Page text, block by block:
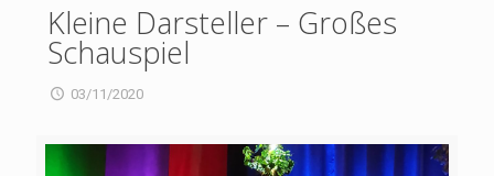
Kleine Darsteller – Großes
Schauspiel
03/11/2020